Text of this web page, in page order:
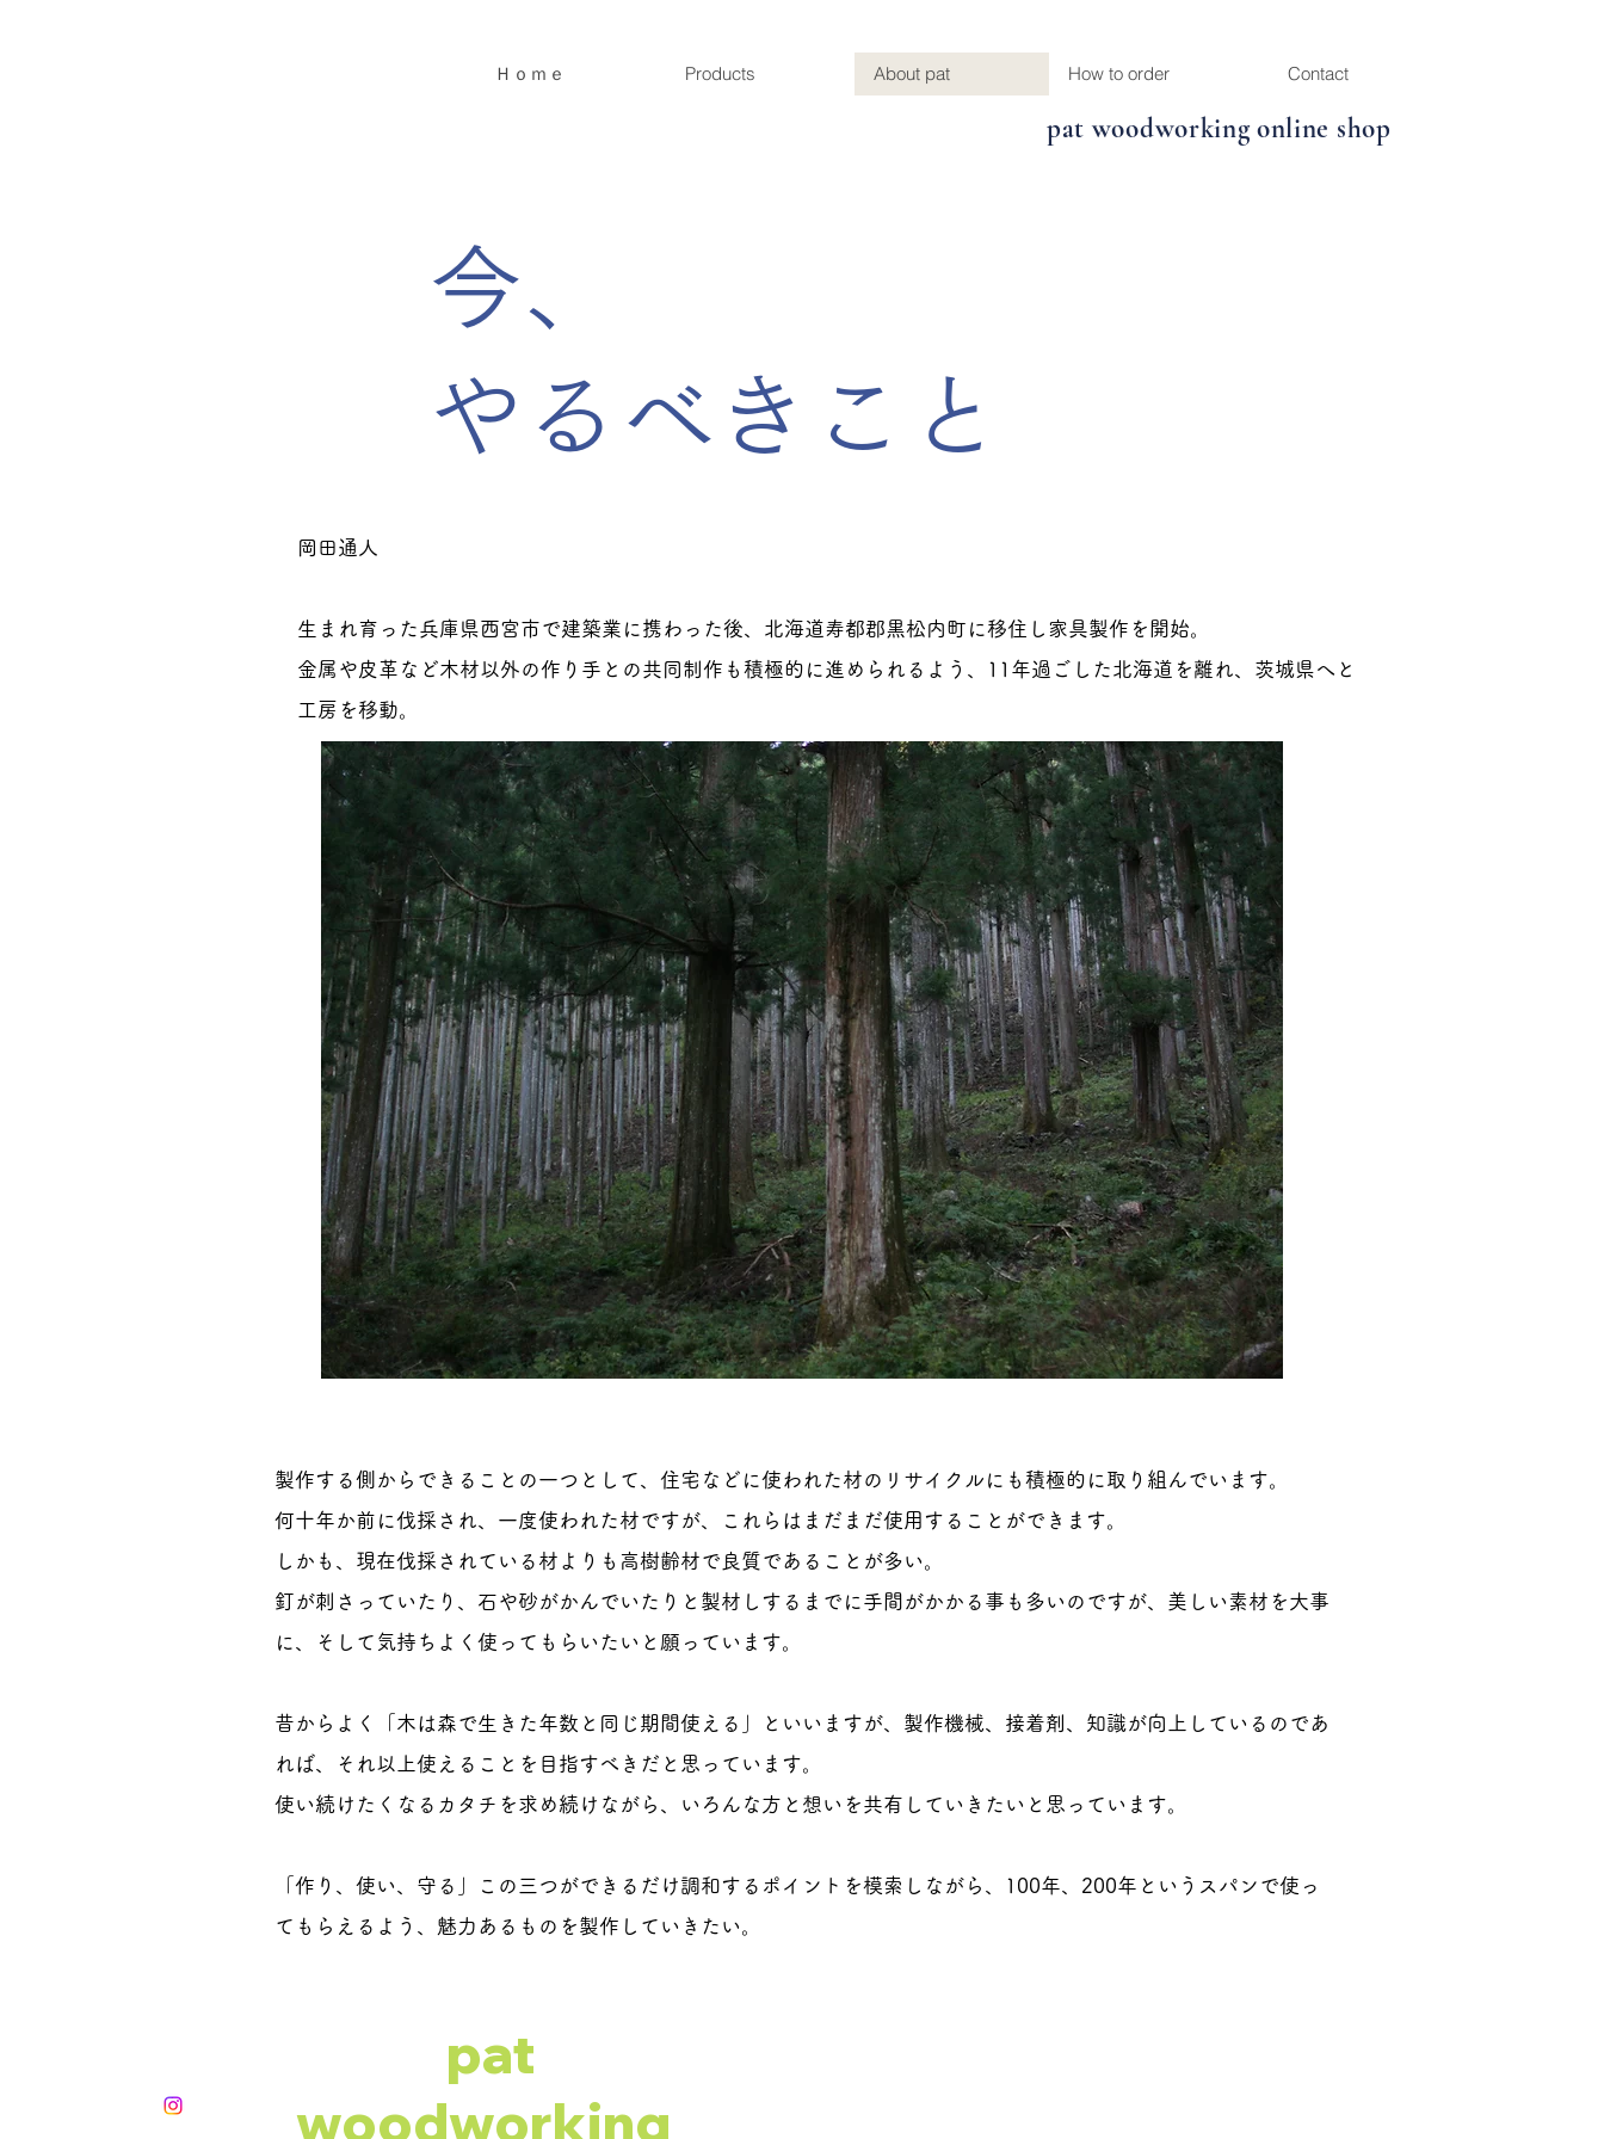
Ｈｏｍｅ Products About pat How to order Contact
pat woodworking online shop
今、
やるべきこと
岡田通人​
​生まれ育った兵庫県西宮市で建築業に携わった後、北海道寿都郡黒松内町に移住し家具製作を開始。
金属や皮革など木材以外の作り手との共同制作も積極的に進められるよう、11年過ごした北海道を離れ、茨城県へと
工房を移動。
製作する側からできることの一つとして、住宅などに使われた材のリサイクルにも積極的に取り組んでいます。
何十年か前に伐採され、一度使われた材ですが、これらはまだまだ使用することができます。
しかも、現在伐採されている材よりも高樹齢材で良質であることが多い。
釘が刺さっていたり、石や砂がかんでいたりと製材しするまでに手間がかかる事も多いのですが、美しい素材を大事
に、そして気持ちよく使ってもらいたいと願っています。
昔からよく「木は森で生きた年数と同じ期間使える」といいますが、製作機械、接着剤、知識が向上しているのであ
れば、それ以上使えることを目指すべきだと思っています。
使い続けたくなるカタチを求め続けながら、いろんな方と想いを共有していきたいと思っています。
「作り、使い、守る」この三つができるだけ調和するポイントを模索しながら、​100年、200年というスパンで使っ
てもらえるよう、魅力あるものを製作していきたい。
pat
woodworking